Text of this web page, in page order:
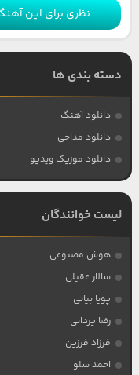
نظری برای این
دسته بندی ها
دانلود آهنگ
دانلود مداحی
دانلود موزیک ویدیو
لیست خوانندگان
هوش مصنوعی
سالار عقیلی
پویا بیاتی
رضا یزدانی
فرزاد فرزین
احمد سلو